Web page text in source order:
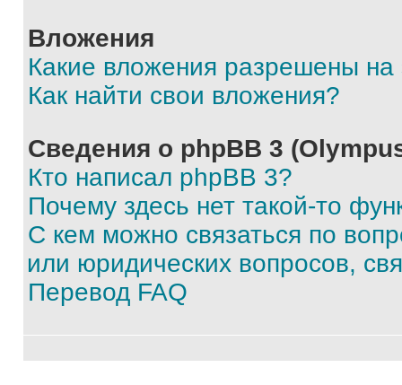
Вложения
Какие вложения разрешены
Как найти свои вложения?
Сведения о phpBB 3
Кто написал phpBB 3?
Почему здесь нет такой-то
С кем можно связаться по
или юридических вопросов,
Перевод FAQ